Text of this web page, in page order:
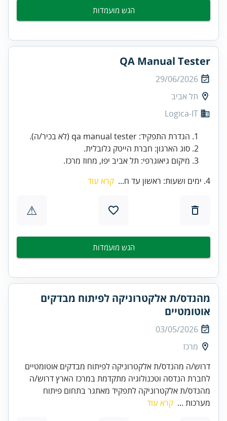
הגש מועמדות
QA Manual Tester
29/06/2026
תל אביב
Logica-IT
הגדרת התפקיד: qa manual tester (לא בכיר/ה).
סוג הארגון: חברת הייטק גלובלית.
מיקום גיאוגרפי: תל אביב יפו, מחוז מרכז.
4. ימים ושעות: ראשון עד ח...
קרא עוד
⚠
הגש מועמדות
מהנדס/ת אלקטרוניקה לפיתוח מבדקים
אוטומטיים
03/05/2026
מרכז
דרוש/ה מהנדס/ת אלקטרוניקה לפיתוח מבדקים אוטומטיים
לחברת הנדסה וטכנולוגיה מתקדמת במרכז הארץ דרוש/ה
מהנדס/ת אלקטרוניקה לתפקיד מאתגר בתחום פיתוח
מערכות ... קרא עוד